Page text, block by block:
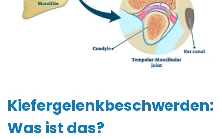
Kiefergelenkbeschwerden:
Was ist das?